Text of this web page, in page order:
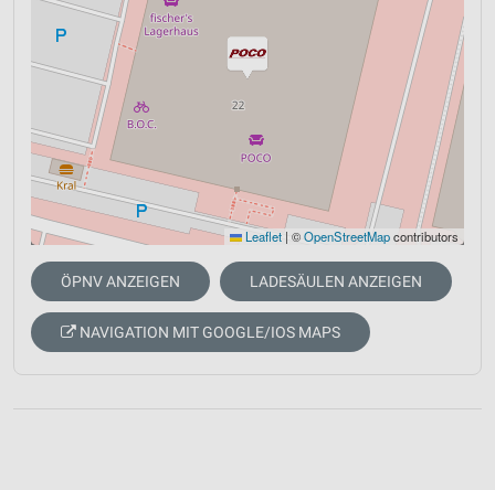
Leaflet | ©OpenStreetMapcontributors
ÖPNV ANZEIGEN LADESÄULEN ANZEIGEN
NAVIGATION MIT GOOGLE/IOS MAPS